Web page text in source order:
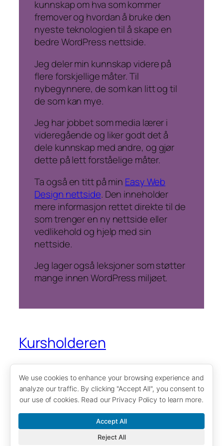
kunnskap om hva som kommer
fremover og hvordan å bruke den
nyeste teknologien til å skape en
bedre WordPress nettside.
Jeg deler min kunnskap videre på
flere forskjellige måter. Til
nybegynnere, de som kan litt og til
de som kan mye.
Jeg har jobbet som media lærer i
videregående og liker godt det å
dele kunnskap med andre, og gjør
dette på lett forståelige måter.
Ta også en titt på min Easy Web
Design nettside. Den inneholder
mere informasjon rettet direkte til de
som trenger en ny nettside eller
vedlikehold og hjelp med sin
nettside.
Jeg lager også leksjoner som støtter
mange innen WordPress miljøet.
Kursholderen
Underviser deg på ditt kontor eller digitalt i
WordPress og annet.
We use cookies to enhance your browsing experience and
analyze our traffic. By clicking "Accept All", you consent to
our use of cookies. Read our Privacy Policy to learn more.
Accept All
Reject All